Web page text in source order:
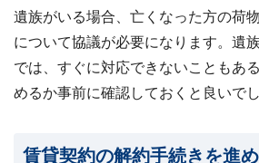
遺族がいる場合、亡くなった方の荷
について協議が必要になります。遺
では、すぐに対応できないこともあ
めるか事前に確認しておくと良いでし
賃貸契約の解約手続きを進